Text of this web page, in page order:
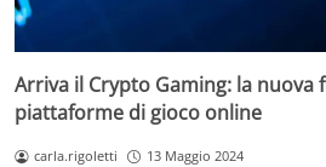
Arriva il Crypto Gaming: la nuova
piattaforme di gioco online
carla.rigoletti 13 Maggio 2024